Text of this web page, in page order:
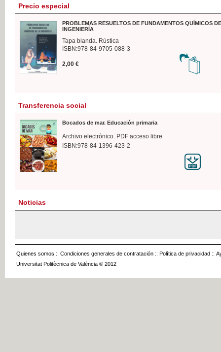
Precio especial
PROBLEMAS RESUELTOS DE FUNDAMENTOS QUÍMICOS
INGENIERÍA
Tapa blanda. Rústica
ISBN:978-84-9705-088-3
2,00 €
Transferencia social
Bocados de mar. Educación primaria
Archivo electrónico. PDF acceso libre
ISBN:978-84-1396-423-2
Noticias
Quienes somos :: Condiciones generales de contratación :: Política de privacidad ::
Universitat Politècnica de València © 2012